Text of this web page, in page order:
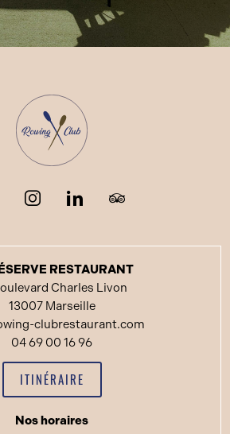
RESTAURANT
Charles Livon
13007 Marseille
clubrestaurant.com
04 69 00 16 96
ITINÉRAIRE
Nos horaires